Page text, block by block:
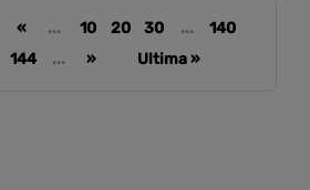
« ... 10 20 30 ...
140
144 ... » Ultima »